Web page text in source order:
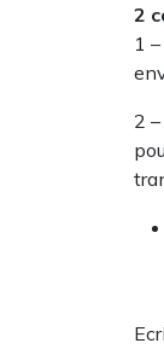
2
1
2